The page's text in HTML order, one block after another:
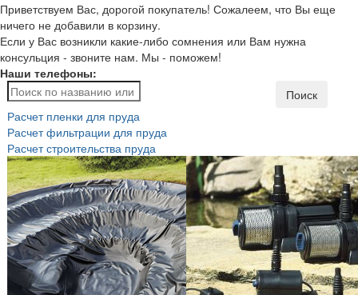
Приветствуем Вас, дорогой покупатель! Сожалеем, что Вы еще
ничего не добавили в корзину.
Если у Вас возникли какие-либо сомнения или Вам нужна
консульция - звоните нам. Мы - поможем!
Наши телефоны:
Поиск
Расчет пленки для пруда
Расчет фильтрации для пруда
Расчет строительства пруда